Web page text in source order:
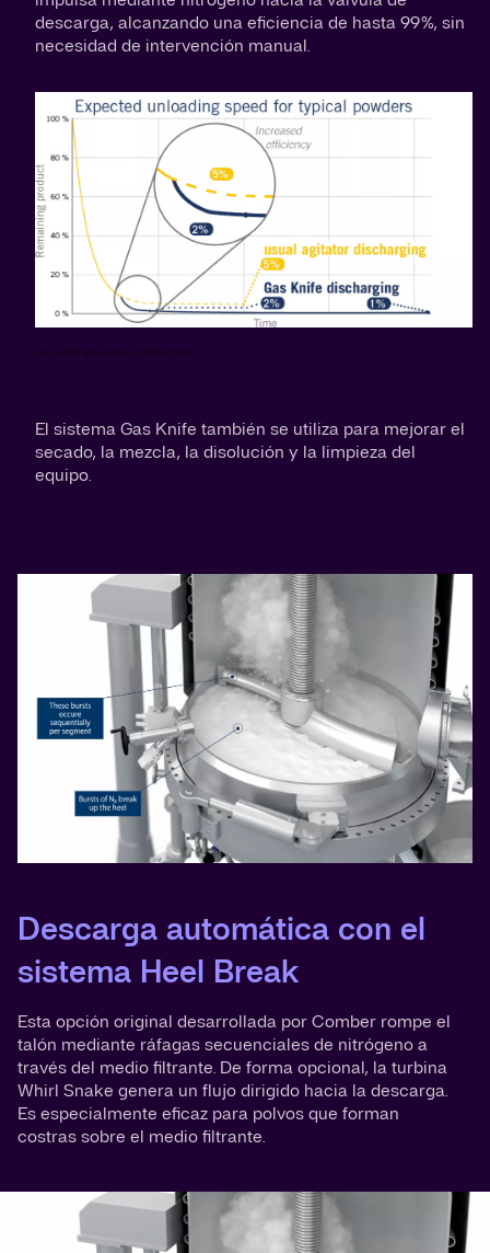
descarga, alcanzando una eficiencia de hasta 99 %, sin
necesidad de intervención manual.
Gas knife automated discharging
El sistema Gas Knife también se utiliza para mejorar el
secado, la mezcla, la disolución y la limpieza del
equipo.
Descarga automática con el
sistema Heel Break
Esta opción original desarrollada por Comber rompe el
talón mediante ráfagas secuenciales de nitrógeno a
través del medio filtrante. De forma opcional, la turbina
Whirl Snake genera un flujo dirigido hacia la descarga.
Es especialmente eficaz para polvos que forman
costras sobre el medio filtrante.